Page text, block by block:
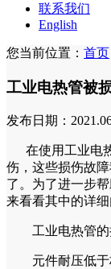
联系我们
English
您当前位置： 首页
工业电热管被
发布日期：
在使用工业电
伤，这些损伤故
了。为了进一步
来看看其中的详细
工业电热管的
元件耐压低于